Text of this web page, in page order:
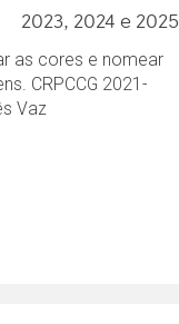
2023, 2024 e 2025
as cores e nomear
CRPCCG 2021-
Vaz